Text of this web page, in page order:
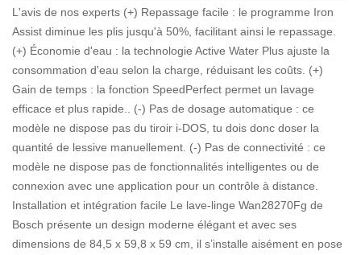
L'avis de nos experts (+) Repassage facile : le programme Iron
Assist diminue les plis jusqu'à 50%, facilitant ainsi le repassage.
(+) Économie d'eau : la technologie Active Water Plus ajuste la
consommation d'eau selon la charge, réduisant les coûts. (+)
Gain de temps : la fonction SpeedPerfect permet un lavage
efficace et plus rapide.. (-) Pas de dosage automatique : ce
modèle ne dispose pas du tiroir i-DOS, tu dois donc doser la
quantité de lessive manuellement. (-) Pas de connectivité : ce
modèle ne dispose pas de fonctionnalités intelligentes ou de
connexion avec une application pour un contrôle à distance.
Installation et intégration facile Le lave-linge Wan28270Fg de
Bosch présente un design moderne élégant et avec ses
dimensions de 84,5 x 59,8 x 59 cm, il s’installe aisément en pose